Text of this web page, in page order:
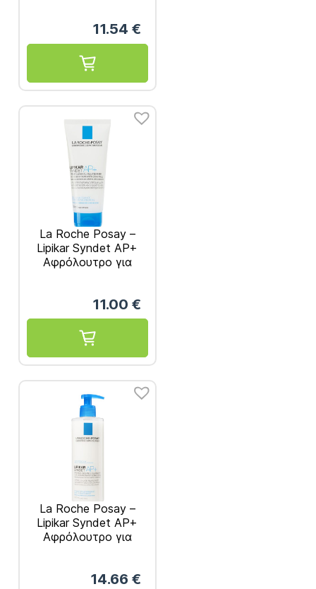
11.54 €
La Roche Posay –
Lipikar Syndet AP+
Αφρόλουτρο για
11.00 €
La Roche Posay –
Lipikar Syndet AP+
Αφρόλουτρο για
14.66 €